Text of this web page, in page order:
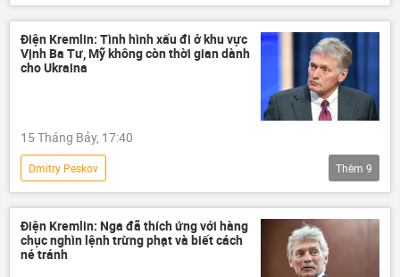
Chiến dịch quân sự đặc biệt tại Ukraina
Ukraina
Cuộc khủng hoảng ở Ukraina
Nga
Điện Kremlin
Thế giới
Điện Kremlin: Tình hình xấu đi ở khu vực
Vịnh Ba Tư, Mỹ không còn thời gian dành
cho Ukraina
15 Tháng Bảy, 17:40
Dmitry Peskov
Chiến dịch quân sự đặc biệt tại Ukraina
Thế giới
Nga
Điện Kremlin
tuyên bố chung
eo biển Hormuz
Thêm 9
Điện Kremlin: Nga đã thích ứng với hàng
chục nghìn lệnh trừng phạt và biết cách
né tránh